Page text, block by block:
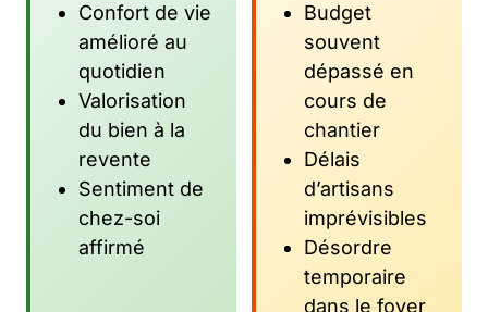
Confort de vie
amélioré au
quotidien
Valorisation
du bien à la
revente
Sentiment de
chez-soi
affirmé
Budget
souvent
dépassé en
cours de
chantier
Délais
d’artisans
imprévisibles
Désordre
temporaire
dans le foyer